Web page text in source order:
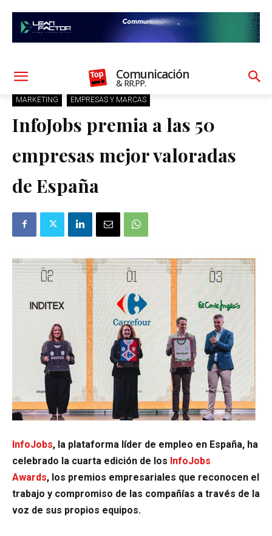
Comunicación
& RR.PP.
MARKETING EMPRESAS Y MARCAS
InfoJobs premia a las 50
empresas mejor valoradas
de España
InfoJobs, la plataforma líder de empleo en España, ha
celebrado la cuarta edición de los InfoJobs
Awards, los premios empresariales que reconocen el
trabajo y compromiso de las compañías a través de la
voz de sus propios equipos.